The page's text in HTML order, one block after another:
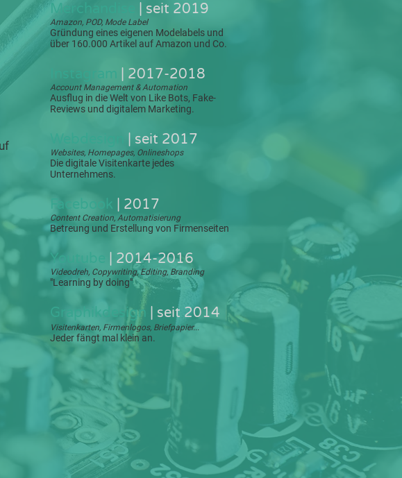
Merchandise | seit 2019
Amazon, POD, Mode Label
Gründung eines eigenen Modelabels und
über 160.000 Artikel auf Amazon und Co.
Instagram | 2017-2018
Account Management & Automation
Ausflug in die Welt von Like Bots, Fake-
Reviews und digitalem Marketing.
Webdesign | seit 2017
Websites, Homepages, Onlineshops
Die digitale Visitenkarte jedes
Unternehmens.
Facebook | 2017
Content Creation, Automatisierung
Betreung und Erstellung von Firmenseiten
Youtube | 2014-2016
Videodreh, Copywriting, Editing, Branding
"Learning by doing"
Graphikdesign | seit 2014
Visitenkarten, Firmenlogos, Briefpapier...
Jeder fängt mal klein an.